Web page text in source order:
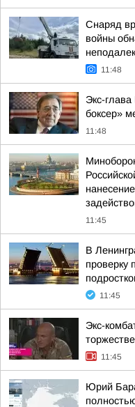
Снаряд
войны
11:48
Экс-
боксер»
11:48
11:45
В
проверку
11:45
Экс-
11:45
Юрий